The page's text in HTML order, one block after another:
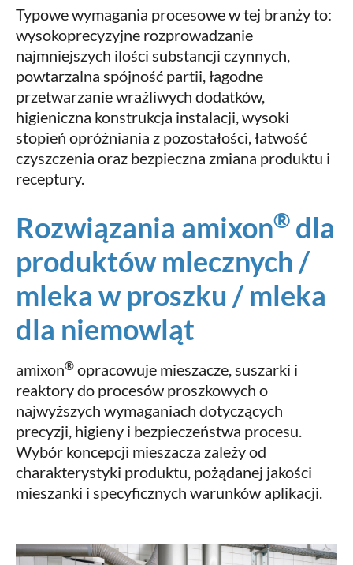
Typowe wymagania procesowe w tej branży to:
wysokoprecyzyjne rozprowadzanie
najmniejszych ilości substancji czynnych,
powtarzalna spójność partii, łagodne
przetwarzanie wrażliwych dodatków,
higieniczna konstrukcja instalacji, wysoki
stopień opróżniania z pozostałości, łatwość
czyszczenia oraz bezpieczna zmiana produktu i
receptury.
Rozwiązania amixon® dla
produktów mlecznych /
mleka w proszku / mleka
dla niemowląt
amixon® opracowuje mieszacze, suszarki i
reaktory do procesów proszkowych o
najwyższych wymaganiach dotyczących
precyzji, higieny i bezpieczeństwa procesu.
Wybór koncepcji mieszacza zależy od
charakterystyki produktu, pożądanej jakości
mieszanki i specyficznych warunków aplikacji.